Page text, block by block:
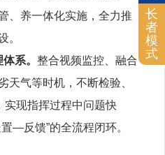
、养一体化实施，全力推
。
体系。整合视频监控、融合
天气等时机，不断检验、
实现指挥过程中问题快
—反馈”的全流程闭环。
长
者
模
式